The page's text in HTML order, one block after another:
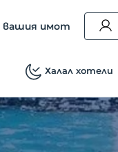
вашия имот
Халал хотели